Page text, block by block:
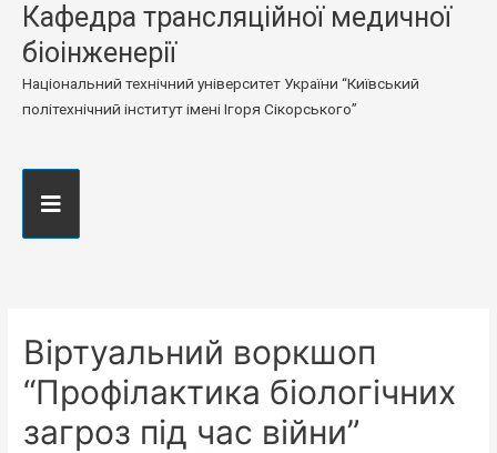
Кафедра трансляційної медичної
біоінженерії
Національний технічний університет України “Київський
політехнічний інститут імені Ігоря Сікорського”
Віртуальний воркшоп
“Профілактика біологічних
загроз під час війни”